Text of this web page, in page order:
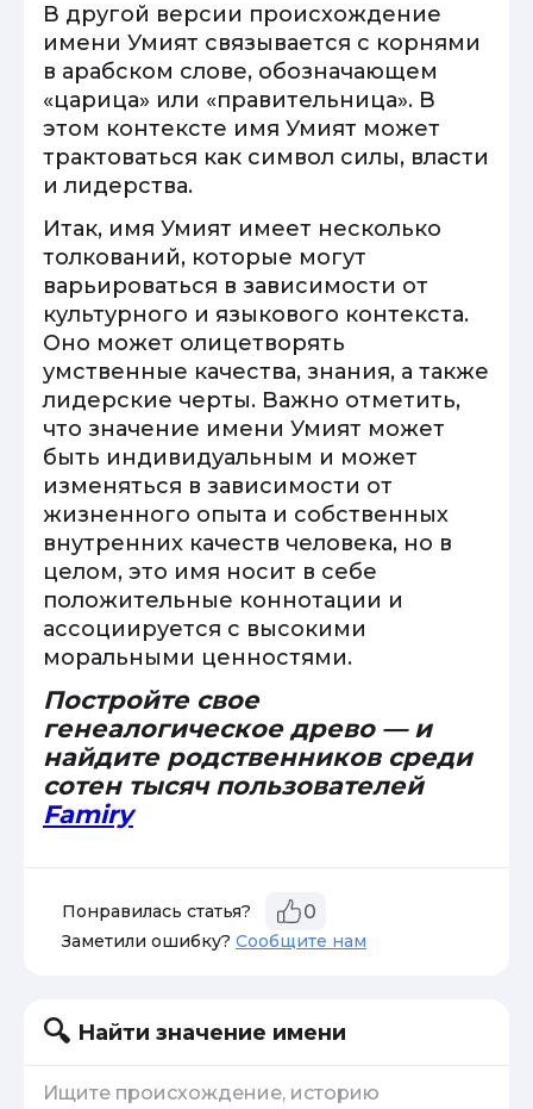
В другой версии происхождение
имени Умият связывается с корнями
в арабском слове, обозначающем
«царица» или «правительница». В
этом контексте имя Умият может
трактоваться как символ силы, власти
и лидерства.
Итак, имя Умият имеет несколько
толкований, которые могут
варьироваться в зависимости от
культурного и языкового контекста.
Оно может олицетворять
умственные качества, знания, а также
лидерские черты. Важно отметить,
что значение имени Умият может
быть индивидуальным и может
изменяться в зависимости от
жизненного опыта и собственных
внутренних качеств человека, но в
целом, это имя носит в себе
положительные коннотации и
ассоциируется с высокими
моральными ценностями.
Постройте свое
генеалогическое древо — и
найдите родственников среди
сотен тысяч пользователей
Famiry
Понравилась статья? 0
Заметили ошибку? Сообщите нам
Найти значение имени
Ищите происхождение, историю